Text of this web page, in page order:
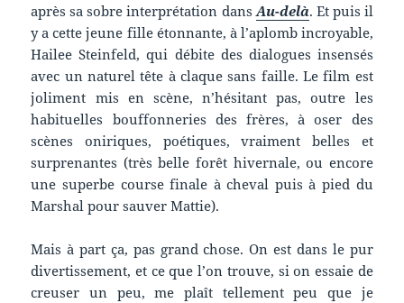
après sa sobre interprétation dansAu-delà. Et puis il
y a cette jeune fille étonnante, à l’aplomb incroyable,
Hailee Steinfeld, qui débite des dialogues insensés
avec un naturel tête à claque sans faille. Le film est
joliment mis en scène, n’hésitant pas, outre les
habituelles bouffonneries des frères, à oser des
scènes oniriques, poétiques, vraiment belles et
surprenantes (très belle forêt hivernale, ou encore
une superbe course finale à cheval puis à pied du
Marshal pour sauver Mattie).
Mais à part ça, pas grand chose. On est dans le pur
divertissement, et ce que l’on trouve, si on essaie de
creuser un peu, me plaît tellement peu que je